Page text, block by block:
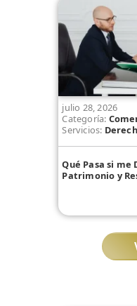
julio 28, 2026
Categoría:
Servicios:
Qué Pasa si me
Patrimonio y